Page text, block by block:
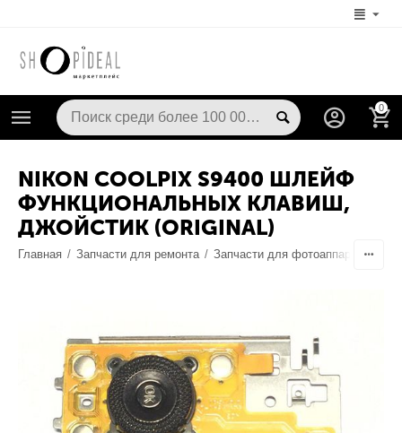
0
NIKON COOLPIX S9400 ШЛЕЙФ
ФУНКЦИОНАЛЬНЫХ КЛАВИШ,
ДЖОЙСТИК (ORIGINAL)
Главная / Запчасти для ремонта / Запчасти для фотоаппаратов